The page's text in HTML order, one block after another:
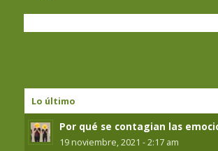
Lo último
Por qué se contagian las
19 noviembre, 2021 - 2:17 am